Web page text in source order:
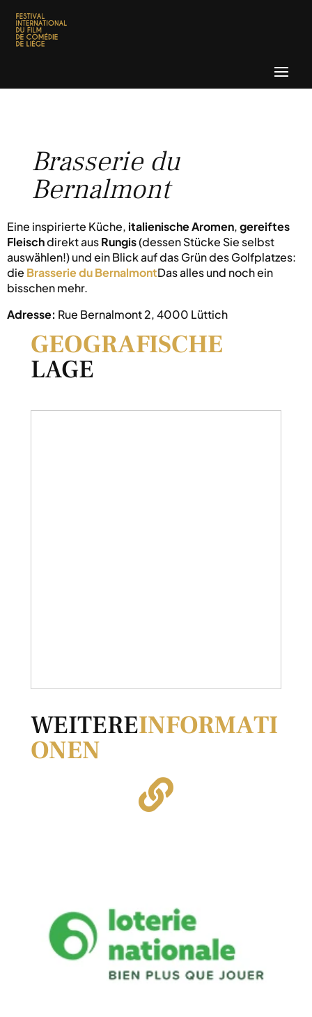
Brasserie du
Bernalmont
Eine inspirierte Küche, italienische Aromen,gereiftes
Fleischdirekt ausRungis(dessen Stücke Sie selbst
auswählen!) und ein Blick auf das Grün des Golfplatzes:
die Brasserie du BernalmontDas alles und noch ein
bisschen mehr.
Adresse: Rue Bernalmont 2, 4000 Lüttich
GEOGRAFISCHE
LAGE
WEITEREINFORMATI
ONEN
